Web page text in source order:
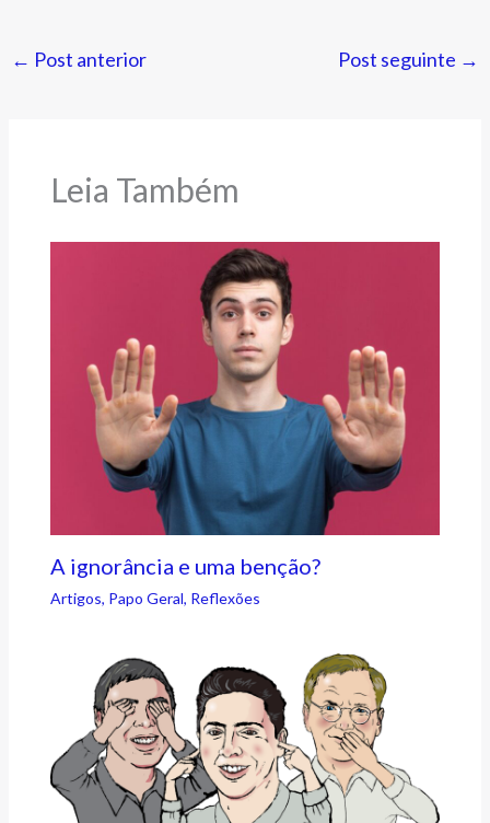
← Post anterior Post seguinte →
Leia Também
A ignorância e uma benção?
Artigos, Papo Geral, Reflexões